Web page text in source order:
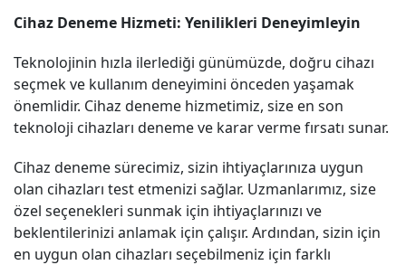
Cihaz Deneme Hizmeti: Yenilikleri Deneyimleyin
Teknolojinin hızla ilerlediği günümüzde, doğru cihazı
seçmek ve kullanım deneyimini önceden yaşamak
önemlidir. Cihaz deneme hizmetimiz, size en son
teknoloji cihazları deneme ve karar verme fırsatı sunar.
Cihaz deneme sürecimiz, sizin ihtiyaçlarınıza uygun
olan cihazları test etmenizi sağlar. Uzmanlarımız, size
özel seçenekleri sunmak için ihtiyaçlarınızı ve
beklentilerinizi anlamak için çalışır. Ardından, sizin için
en uygun olan cihazları seçebilmeniz için farklı